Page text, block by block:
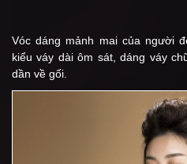
Vóc dáng mảnh mai của người
kiểu váy dài ôm sát, dáng váy
dần về gối.